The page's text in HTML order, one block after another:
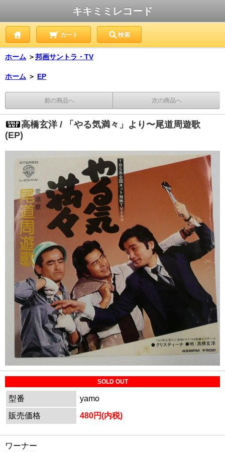
キキミミレコード
カート 検索
ホーム ＞邦画サントラ・TV
ホーム ＞ EP
前の商品へ 次の商品へ
高橋玄洋 / 「やる気満々」より〜尾道周遊歌
(EP)
SOLD OUT
型番
yamo
販売価格
480円(内税)
ワーナー